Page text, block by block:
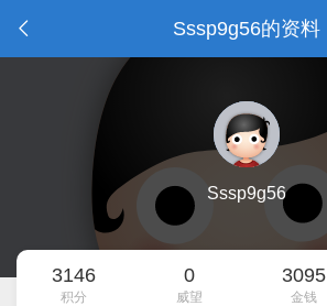
Sssp9g56的资料
Sssp9g56
3146
积分
0
威望
3095
金钱